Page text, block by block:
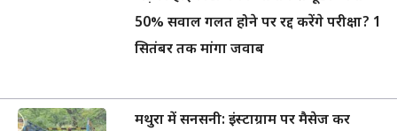
50% सवाल गलत होने पर रद्द करेंगे परीक्षा? 1
सितंबर तक मांगा जवाब
मथुरा में सनसनी: इंस्टाग्राम पर मैसेज कर